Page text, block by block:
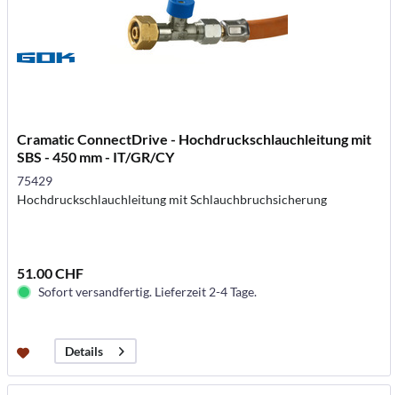
Cramatic ConnectDrive - Hochdruckschlauchleitung mit
SBS - 450 mm - IT/GR/CY
75429
Hochdruckschlauchleitung mit Schlauchbruchsicherung
51.00 CHF
Sofort versandfertig. Lieferzeit 2-4 Tage.
Details